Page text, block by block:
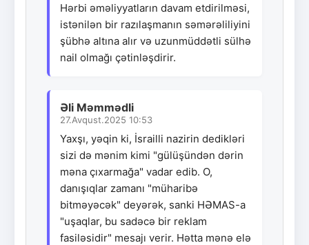
Hərbi əməliyyatların davam etdirilməsi,
istənilən bir razılaşmanın səmərəliliyini
şübhə altına alır və uzunmüddətli sülhə
nail olmağı çətinləşdirir.
Əli Məmmədli
27.Avqust.2025 10:53
Yaxşı, yəqin ki, İsrailli nazirin dedikləri
sizi də mənim kimi "gülüşündən dərin
məna çıxarmağa" vadar edib. O,
danışıqlar zamanı "müharibə
bitməyəcək" deyərək, sanki HƏMAS-a
"uşaqlar, bu sadəcə bir reklam
fasiləsidir" mesajı verir. Hətta mənə elə